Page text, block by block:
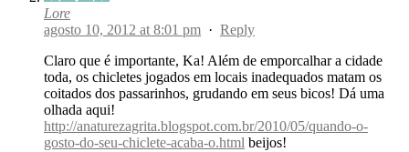
Lore
agosto 10, 2012 at 8:01 pm · Reply
Claro que é importante, Ka! Além de emporcalhar a cidade
toda, os chicletes jogados em locais inadequados matam os
coitados dos passarinhos, grudando em seus bicos! Dá uma
olhada aqui!
http://anaturezagrita.blogspot.com.br/2010/05/quando-o-
gosto-do-seu-chiclete-acaba-o.html beijos!